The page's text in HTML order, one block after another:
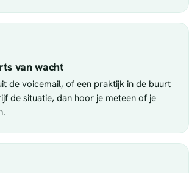
van wacht
de voicemail, of een praktijk in de buurt
de situatie, dan hoor je meteen of je